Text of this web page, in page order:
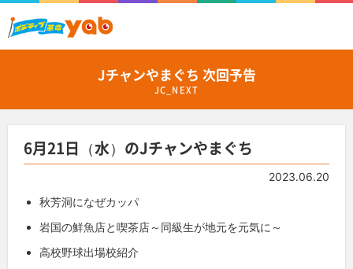
Jチャンやまぐち 次回予告
JC_NEXT
6月21日（水）のJチャンやまぐち
2023.06.20
秋芳洞になぜカッパ
岩国の鮮魚店と喫茶店～同級生が地元を元気に～
高校野球出場校紹介